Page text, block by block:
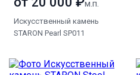
м.п.
Искусственный камень
STARON Pearl SP011